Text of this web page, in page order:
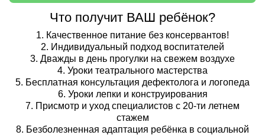
Что получит ВАШ ребёнок?
1. Качественное питание без консервантов!
2. Индивидуальный подход воспитателей
3. Дважды в день прогулки на свежем воздухе
4. Уроки театрального мастерства
5. Бесплатная консультация дефектолога и логопеда
6. Уроки лепки и конструирования
7. Присмотр и уход специалистов с 20-ти летнем
стажем
8. Безболезненная адаптация ребёнка в социальной